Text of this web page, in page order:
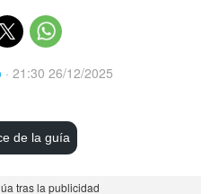
· 21:30 26/12/2025
de la guía